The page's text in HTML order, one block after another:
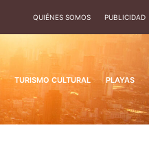
QUIÉNES SOMOS PUBLICIDAD
TURISMO CULTURAL PLAYAS